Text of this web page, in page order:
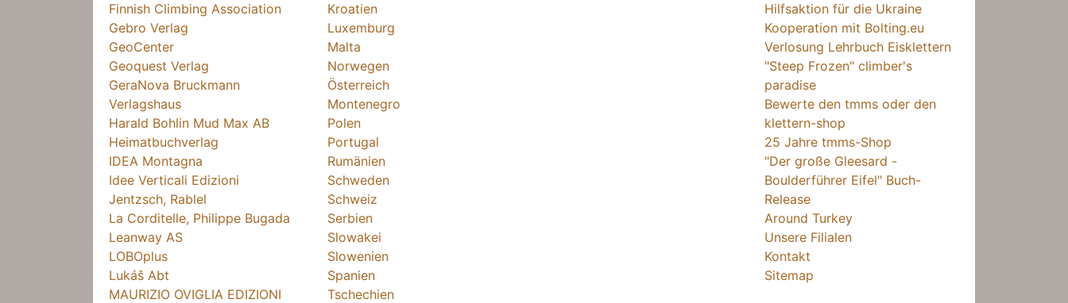
Finnish Climbing Association
Gebro Verlag
GeoCenter
Geoquest Verlag
GeraNova Bruckmann
Verlagshaus
Harald Bohlin Mud Max AB
Heimatbuchverlag
IDEA Montagna
Idee Verticali Edizioni
Jentzsch, Rablel
La Corditelle, Philippe Bugada
Leanway AS
LOBOplus
Lukáš Abt
MAURIZIO OVIGLIA EDIZIONI
Kroatien
Luxemburg
Malta
Norwegen
Österreich
Montenegro
Polen
Portugal
Rumänien
Schweden
Schweiz
Serbien
Slowakei
Slowenien
Spanien
Tschechien
Hilfsaktion für die Ukraine
Kooperation mit Bolting.eu
Verlosung Lehrbuch Eisklettern
"Steep Frozen" climber's
paradise
Bewerte den tmms oder den
klettern-shop
25 Jahre tmms-Shop
"Der große Gleesard -
Boulderführer Eifel" Buch-
Release
Around Turkey
Unsere Filialen
Kontakt
Sitemap